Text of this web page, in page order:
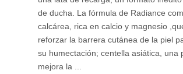
de ducha. La fórmula de Radiance
calcárea, rica en calcio y magnesio
reforzar la barrera cutánea de la piel
su humectación; centella asiática, una
mejora la ...